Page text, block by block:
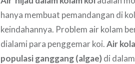
hanya membuat pemandangan di
keindahannya. Problem air kolam
dialami para penggemar koi.Air
populasi ganggang (algae) di